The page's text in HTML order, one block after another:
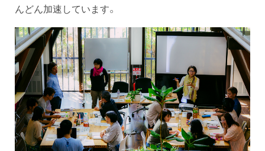
んどん加速しています。